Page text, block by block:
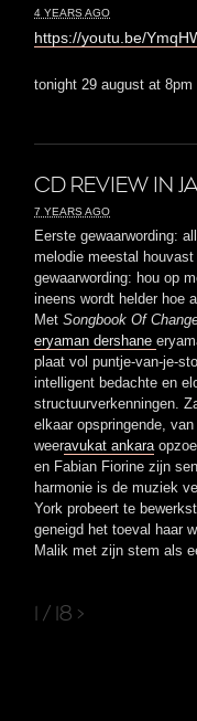
4 YEARS AGO
https://youtu.be/
tonight 29 august at 8pm
CD REVIEW IN
7 YEARS AGO
Eerste gewaarwording:
melodie meestal
gewaarwording: hou op
ineens wordt helder hoe
Met Songbook Of
eryaman dershane
plaat vol puntje-van-je-
intelligent bedachte en
structuurverkenningen.
elkaar opspringende,
weeravukat ankara
en Fabian Fiorine zijn
harmonie is de muziek
York probeert te
geneigd het toeval haar
Malik met zijn stem als
1 / 18 >